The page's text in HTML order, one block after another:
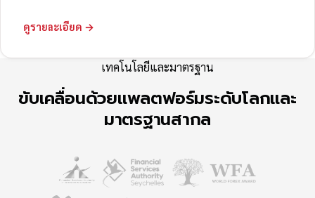
ดูรายละเอียด →
เทคโนโลยีและมาตรฐาน
ขับเคลื่อนด้วยแพลตฟอร์มระดับโลกและ
มาตรฐานสากล